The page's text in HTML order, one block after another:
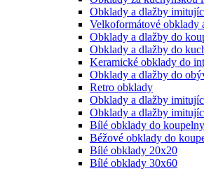
Obklady a dlažby
Velkoformátové obklady
Obklady a dlažby do
Obklady a dlažby do
Keramické obklady do
Obklady a dlažby do
Retro obklady
Obklady a dlažby
Obklady a dlažby
Bílé obklady do koupelny
Béžové obklady do
Bílé obklady 20x20
Bílé obklady 30x60